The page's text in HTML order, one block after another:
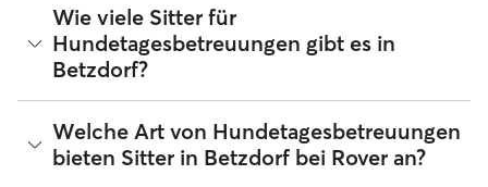
Sitter können ihre Preise bei Rover frei festlegen. Die
durchschnittlichen Kosten für einen Hundesitter für
Tagesbetreuungen bei Rover in Betzdorf betragen seit
August 2026 etwa 25 pro Tag, einschließlich der
und die deines Hundes anpasst.
Wie viele Sitter für
Hundetagesbetreuungen gibt es in
Betzdorf?
Seit August 2026 bieten 59 Sitter Hundetagesbetreuungen
in Betzdorf an. Du kannst deine Suchergebnisse filtern,
sortieren, deinen Radius erweitern, Bewertungen lesen und
Welche Art von Hundetagesbetreuungen
bieten Sitter in Betzdorf bei Rover an?